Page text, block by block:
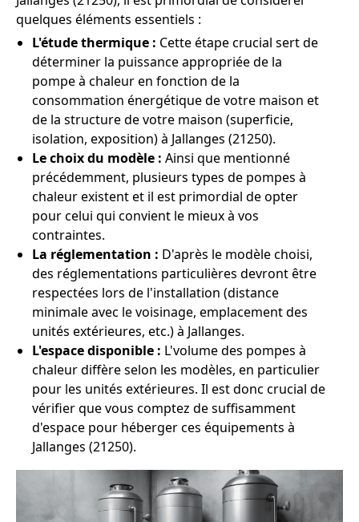
quelques éléments essentiels :
L'étude thermique : Cette étape crucial sert de
déterminer la puissance appropriée de la
pompe à chaleur en fonction de la
consommation énergétique de votre maison et
de la structure de votre maison (superficie,
isolation, exposition) à Jallanges (21250).
Le choix du modèle : Ainsi que mentionné
précédemment, plusieurs types de pompes à
chaleur existent et il est primordial de opter
pour celui qui convient le mieux à vos
contraintes.
La réglementation : D'après le modèle choisi,
des réglementations particulières devront être
respectées lors de l'installation (distance
minimale avec le voisinage, emplacement des
unités extérieures, etc.) à Jallanges.
L'espace disponible : L'volume des pompes à
chaleur diffère selon les modèles, en particulier
pour les unités extérieures. Il est donc crucial de
vérifier que vous comptez de suffisamment
d'espace pour héberger ces équipements à
Jallanges (21250).